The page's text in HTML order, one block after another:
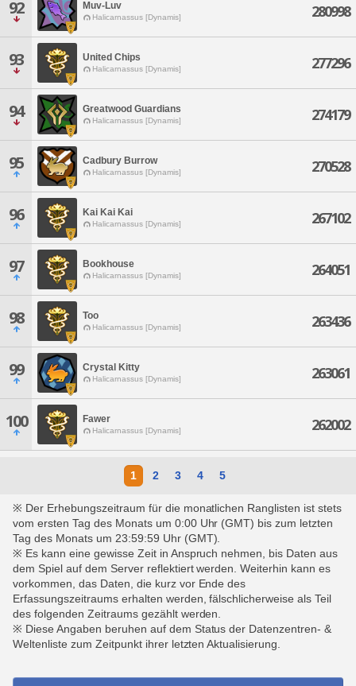
92 Muv-Luv
Halicarnassus [Dynamis] 280998
93 United Chips
Halicarnassus [Dynamis] 277296
94 Greatwood Guardians
Halicarnassus [Dynamis] 274179
95 Cadbury Burrow
Halicarnassus [Dynamis] 270528
96 Kai Kai Kai
Halicarnassus [Dynamis] 267102
97 Bookhouse
Halicarnassus [Dynamis] 264051
98 Too
Halicarnassus [Dynamis] 263436
99 Crystal Kitty
Halicarnassus [Dynamis] 263061
100 Fawer
Halicarnassus [Dynamis] 262002
1 2 3 4 5
※ Der Erhebungszeitraum für die monatlichen Ranglisten ist stets
vom ersten Tag des Monats um 0:00 Uhr (GMT) bis zum letzten
Tag des Monats um 23:59:59 Uhr (GMT).
※ Es kann eine gewisse Zeit in Anspruch nehmen, bis Daten aus
dem Spiel auf dem Server reflektiert werden. Weiterhin kann es
vorkommen, das Daten, die kurz vor Ende des
Erfassungszeitraums erhalten werden, fälschlicherweise als Teil
des folgenden Zeitraums gezählt werden.
※ Diese Angaben beruhen auf dem Status der Datenzentren- &
Weltenliste zum Zeitpunkt ihrer letzten Aktualisierung.